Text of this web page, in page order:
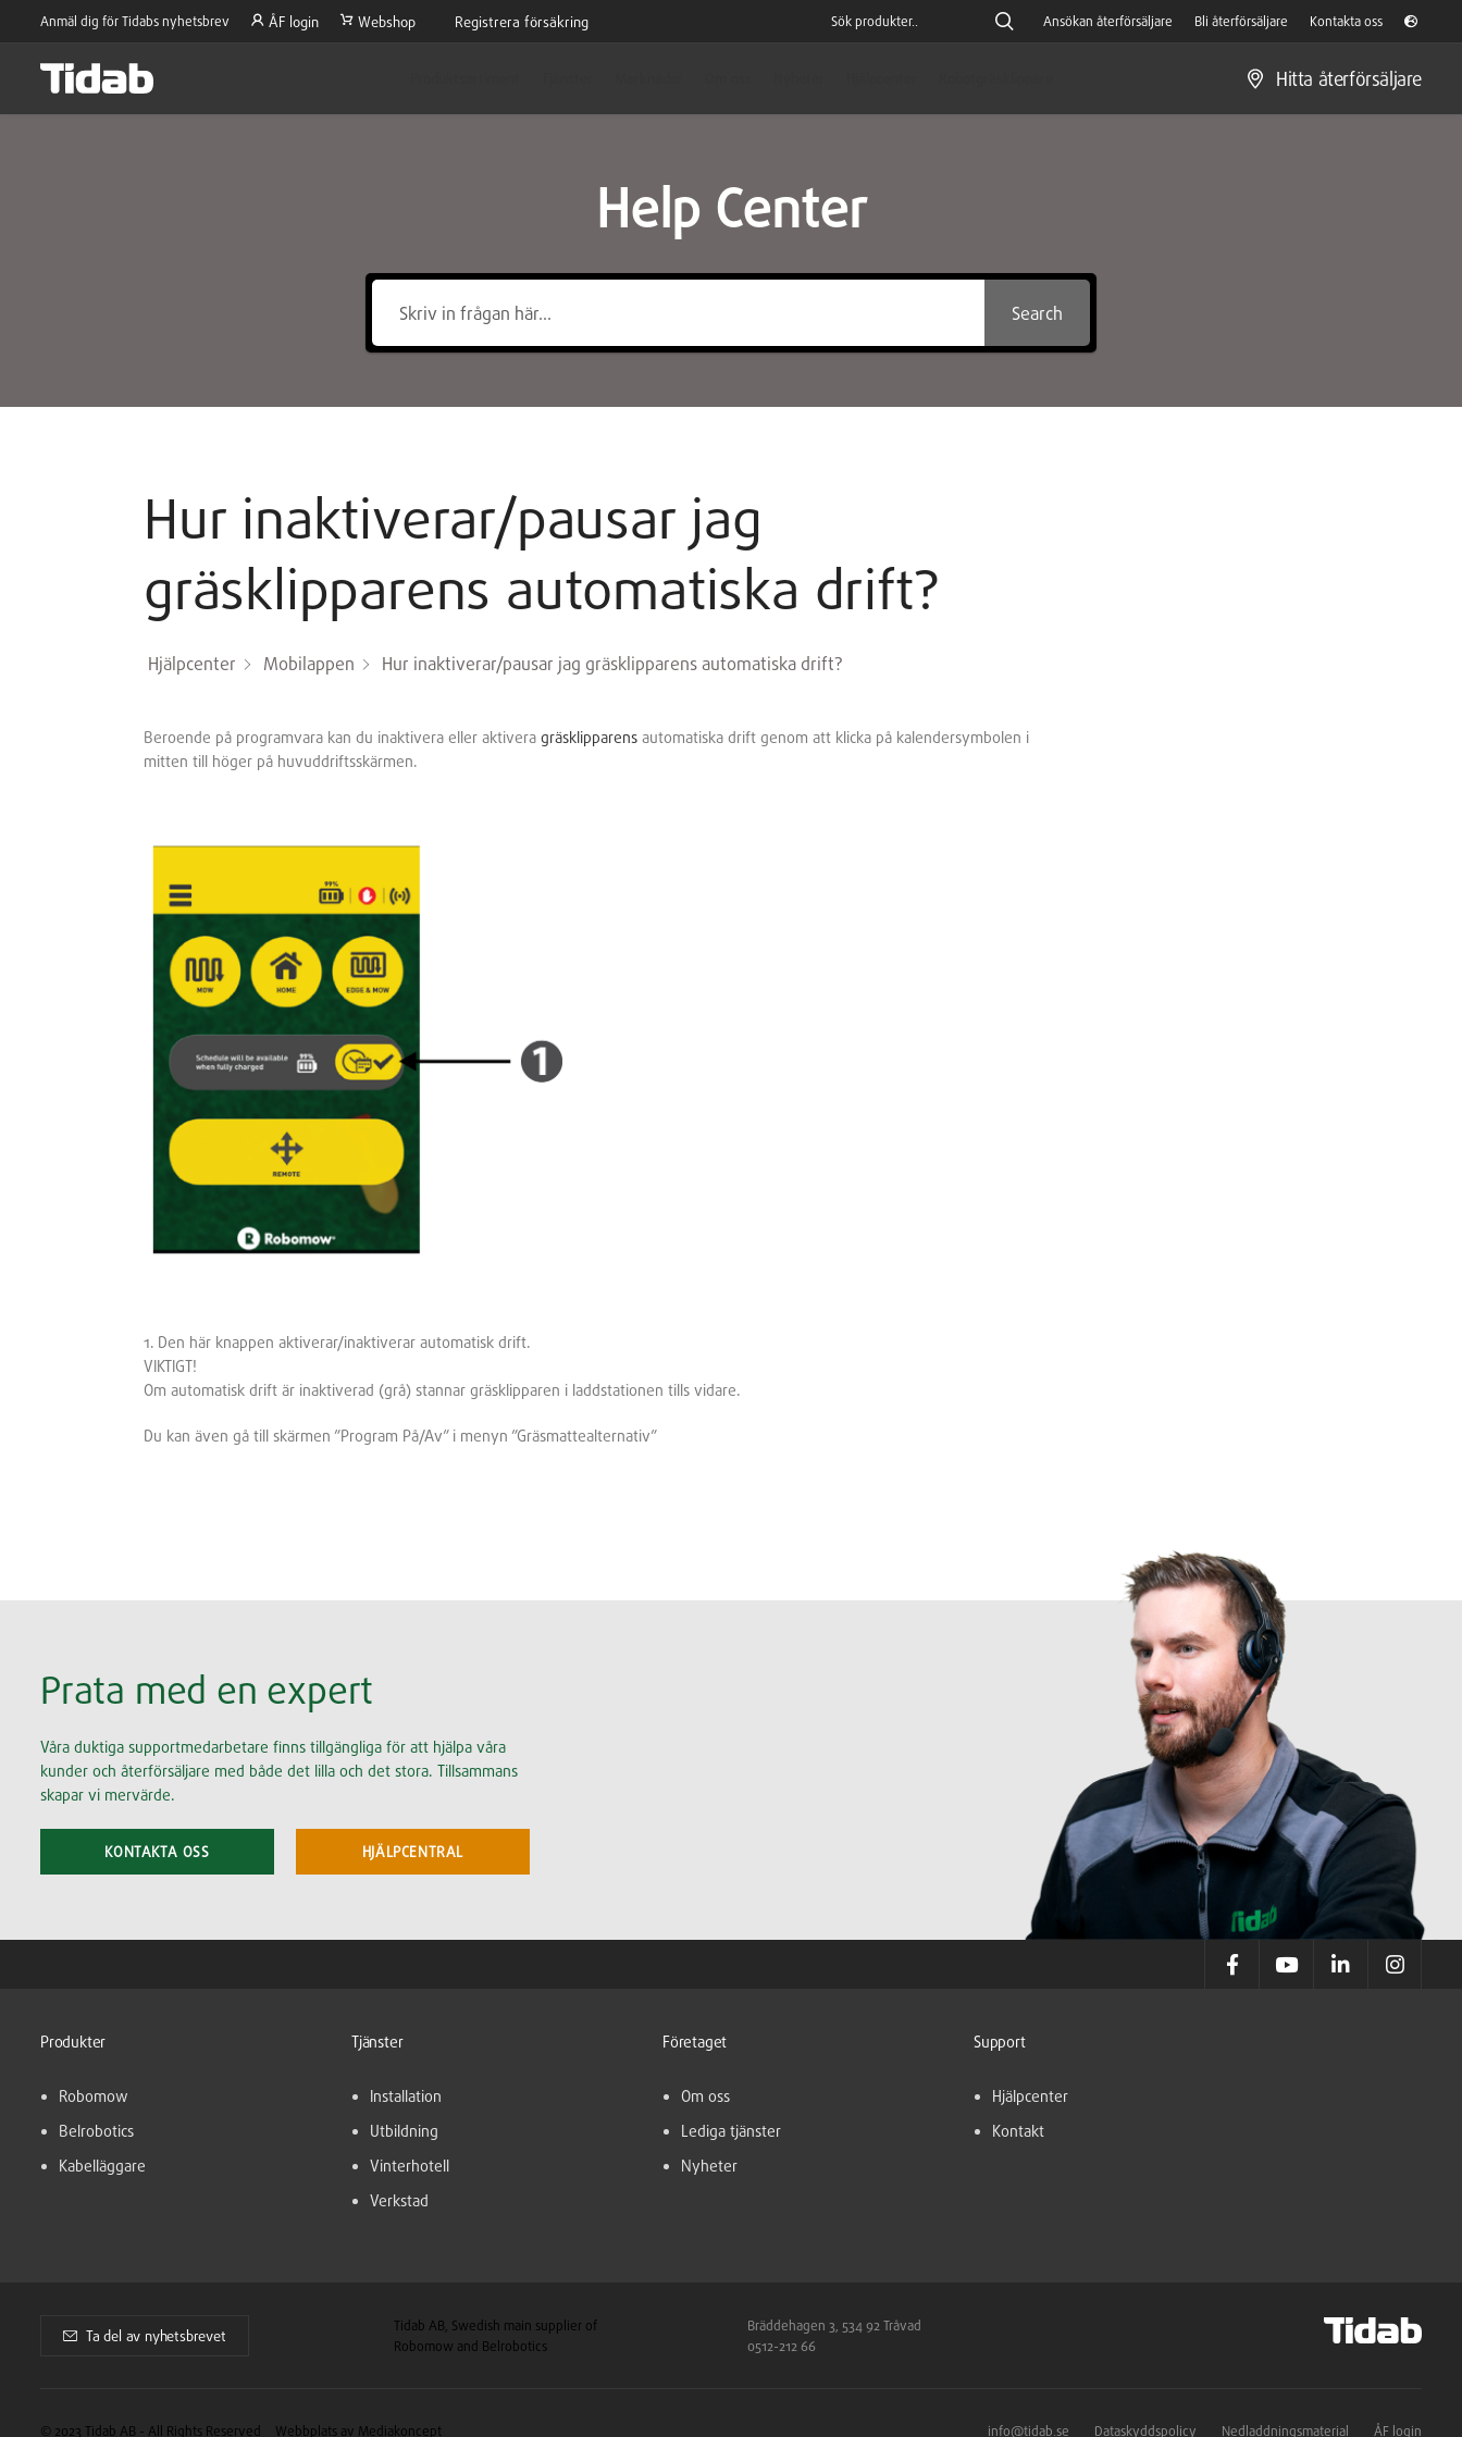
Anmäl dig för Tidabs nyhetsbrev ÅF login Webshop Registrera försäkring Ansökan återförsäljare Bli återförsäljare Kontakta oss
Hitta återförsäljare
Help Center
Search
Hur inaktiverar/pausar jag
gräsklipparens automatiska drift?
Hjälpcenter Mobilappen Hur inaktiverar/pausar jag gräsklipparens automatiska drift?
Beroende på programvara kan du inaktivera eller aktivera gräsklipparens automatiska drift genom att klicka på kalendersymbolen i
mitten till höger på huvuddriftsskärmen.
1. Den här knappen aktiverar/inaktiverar automatisk drift.
VIKTIGT!
Om automatisk drift är inaktiverad (grå) stannar gräsklipparen i laddstationen tills vidare.
Du kan även gå till skärmen ”Program På/Av” i menyn ”Gräsmattealternativ”
Prata med en expert
Våra duktiga supportmedarbetare finns tillgängliga för att hjälpa våra
kunder och återförsäljare med både det lilla och det stora. Tillsammans
skapar vi mervärde.
KONTAKTA OSS HJÄLPCENTRAL
Produkter
Robomow
Belrobotics
Kabelläggare
Tjänster
Installation
Utbildning
Vinterhotell
Verkstad
Företaget
Om oss
Lediga tjänster
Nyheter
Support
Hjälpcenter
Kontakt
Ta del av nyhetsbrevet
Tidab AB, Swedish main supplier of
Robomow and Belrobotics
Bräddehagen 3, 534 92 Tråvad
0512-212 66
© 2023 Tidab AB - All Rights Reserved Webbplats av Mediakoncept info@tidab.se Dataskyddspolicy Nedladdningsmaterial ÅF login